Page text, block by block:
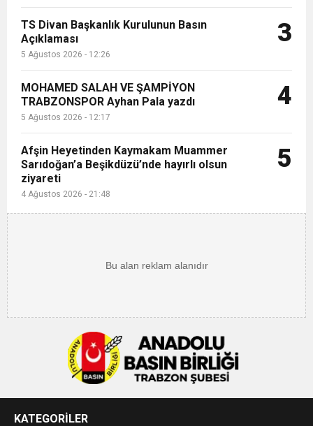
TS Divan Başkanlık Kurulunun Basın
Açıklaması
5 Ağustos 2026 - 12:26
3
MOHAMED SALAH VE ŞAMPİYON
TRABZONSPOR Ayhan Pala yazdı
5 Ağustos 2026 - 12:17
4
Afşin Heyetinden Kaymakam Muammer
Sarıdoğan’a Beşikdüzü’nde hayırlı olsun
ziyareti
4 Ağustos 2026 - 21:48
5
KATEGORİLER